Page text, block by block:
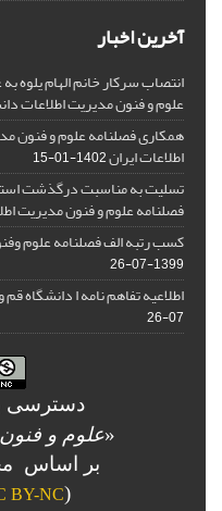
آخرین اخبار
انتصاب سرکار خانم الهام یلوه
علوم و فنون مدیریت اطلاعات
همکاری فصلنامه علوم و فنون
اطلاعات ایران1402-01-15
تسلیت به مناسبت درگذشت
فصلنامه علوم و فنون مدیریت
کسب رتبه الف فصلنامه علوم
1399-07-26
اطلاعیه تفاهم نامه ا دانشگاه
07-26
دسترسی
«علوم و
بر اساس
(
BY-NC